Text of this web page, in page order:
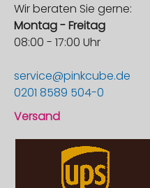
Wir beraten Sie gerne:
Montag - Freitag
08:00 - 17:00 Uhr
service@pinkcube.de
0201 8589 504-0
Versand